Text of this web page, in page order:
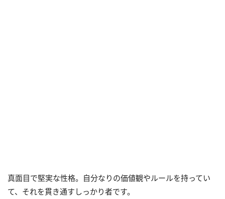
真面目で堅実な性格。自分なりの価値観やルールを持ってい
て、それを貫き通すしっかり者です。